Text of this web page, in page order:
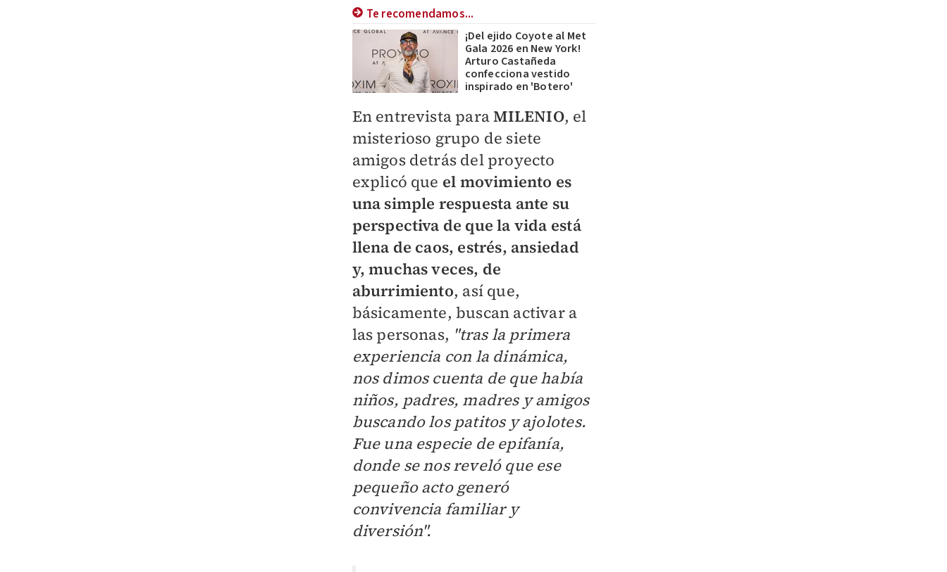
Te recomendamos...
¡Del ejido Coyote al Met
Gala 2026 en New York!
Arturo Castañeda
confecciona vestido
inspirado en 'Botero'
En entrevista paraMILENIO, el
misterioso grupo de siete
amigos detrás del proyecto
explicó que el movimiento es
una simple respuesta ante su
perspectiva de que la vida está
llena de caos, estrés, ansiedad
y, muchas veces, de
aburrimiento, así que,
básicamente, buscan activar a
las personas, "tras la primera
experiencia con la dinámica,
nos dimos cuenta de que había
niños, padres, madres y amigos
buscando los patitos y ajolotes.
Fue una especie de epifanía,
donde se nos reveló que ese
pequeño acto generó
convivencia familiar y
diversión".